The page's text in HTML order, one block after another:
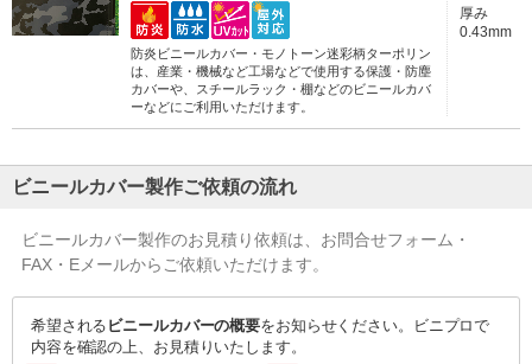
防炎ビニールカバー・モノトーン迷彩柄ターポリン
は、産業・機械など工場などで使用する保護・防塵
カバーや、スチールラック・棚などのビニールカバ
ーなどにご利用いただけます。
厚み
0.43mm
ビニールカバー製作ご依頼の流れ
ビニールカバー製作のお見積り依頼は、お問合せフォーム・
FAX・Eメールからご依頼いただけます。
希望される ビニールカバーの概要をお知らせください。ビニプロで
内容を確認の上、お見積りいたします。